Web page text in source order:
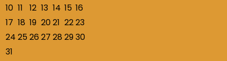
10 11 12 13 14 15 16
17 18 19 2021 2223
24 2526 27 28 2930
31